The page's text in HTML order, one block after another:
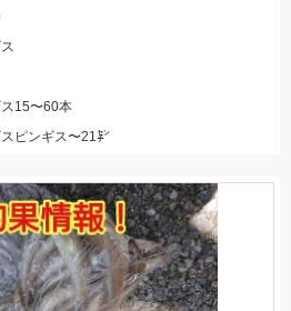
15〜60本
ピンギス〜21㌢